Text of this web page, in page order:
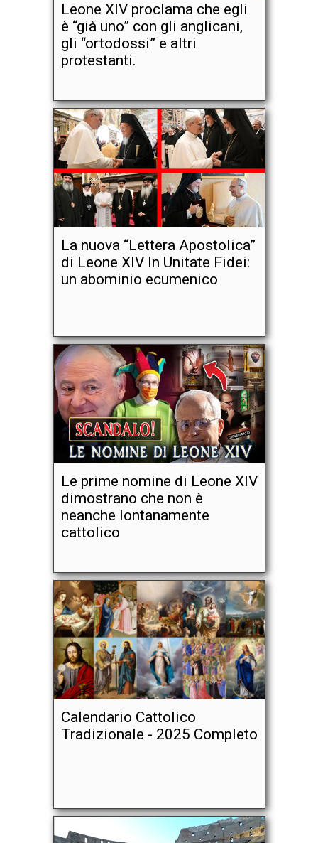
Leone XIV proclama che egli
è “già uno” con gli anglicani,
gli “ortodossi” e altri
protestanti.
La nuova “Lettera Apostolica”
di Leone XIV In Unitate Fidei:
un abominio ecumenico
Le prime nomine di Leone XIV
dimostrano che non è
neanche lontanamente
cattolico
Calendario Cattolico
Tradizionale - 2025 Completo